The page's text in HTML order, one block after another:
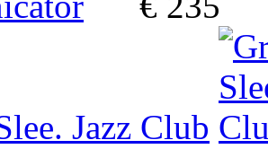
Jazz Club